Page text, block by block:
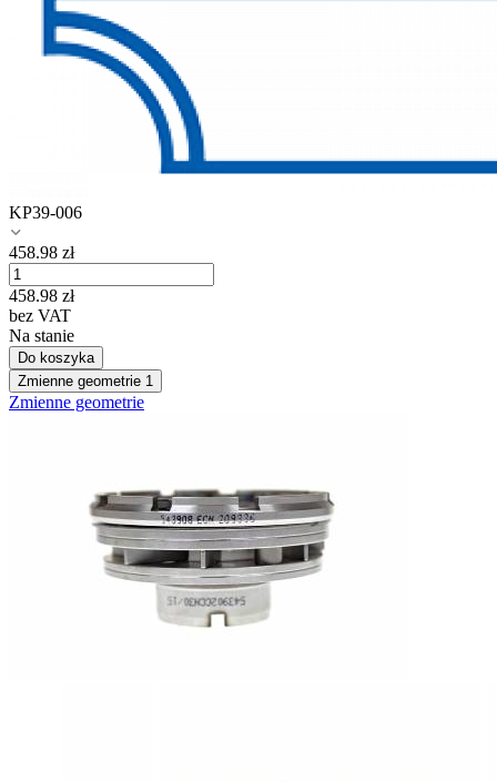
KP39-006
458.98 zł
458.98 zł
bez VAT
Na stanie
Do koszyka
Zmienne geometrie 1
Zmienne geometrie